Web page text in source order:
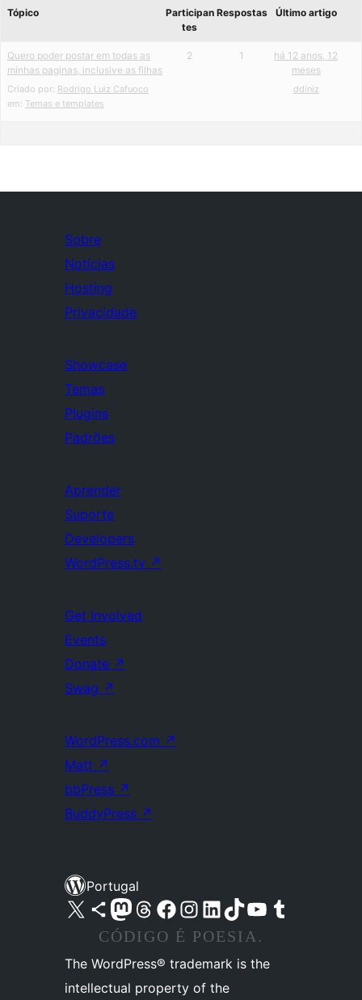
Tópico
Participan
tes
Respostas Último artigo
Quero poder postar em todas as
minhas paginas, inclusive as filhas
Criado por: Rodrigo Luiz Cafuoco
em: Temas e templates
2 1
há 12 anos, 12
meses
ddiniz
Sobre
Notícias
Hosting
Privacidade
Showcase
Temas
Plugins
Padrões
Aprender
Suporte
Developers
WordPress.tv ↗
Get Involved
Events
Donate ↗
Swag ↗
WordPress.com ↗
Matt ↗
bbPress ↗
BuddyPress ↗
Portugal
Visite a nossa conta X (antigo Twitter)
Visit our Bluesky account
Visit our Mastodon account
Visit our Threads account
Visite a nossa página do Facebook
Visite a nossa conta no Instagram
Visite a nossa conta no LinkedIn
Visit our TikTok account
Visit our YouTube channel
Visit our Tumblr account
CÓDIGO É POESIA.
The WordPress® trademark is the
intellectual property of the